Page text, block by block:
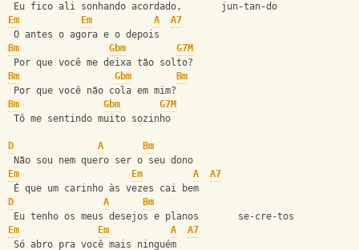
Eu fico ali sonhando acordado,       jun-tan-do
Em
Em A
A7
O antes o agora e o depois
Bm
Gbm
G7M
Por que você me deixa tão solto?
Bm
Gbm
Bm
Por que você não cola em mim?
Bm
Gbm
G7M
Tô me sentindo muito sozinho
D A
Bm
Não sou nem quero ser o seu dono
Em
Em A
A7
É que um carinho às vezes cai bem
D
A
Bm
Eu tenho os meus desejos e planos       se-cre-tos
Em
Em A
A7
Só abro pra você mais ninguém